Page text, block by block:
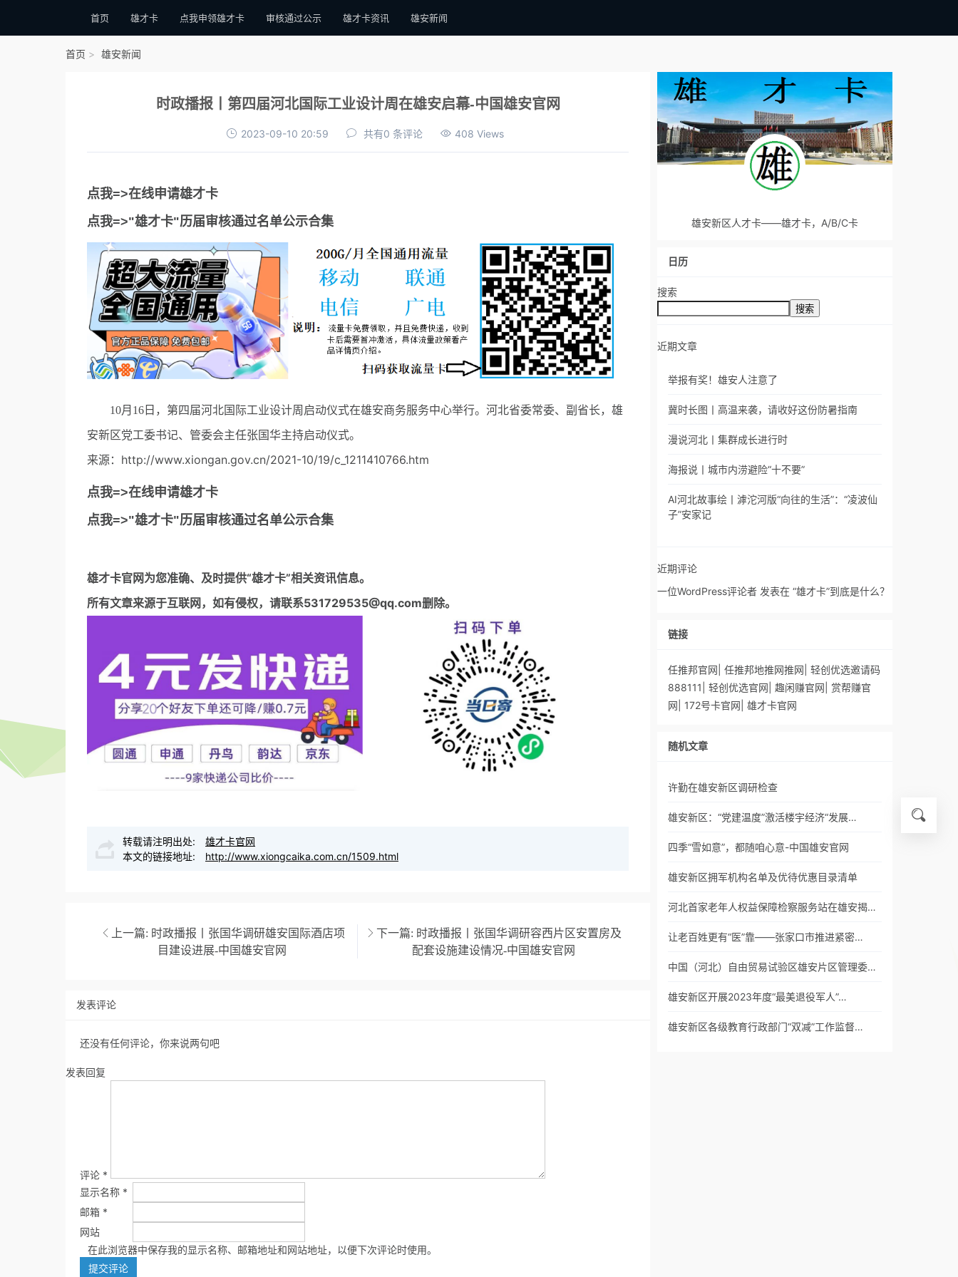
首页 雄才卡 点我申领雄才卡 审核通过公示 雄才卡资讯 雄安新闻
首页 雄安新闻
时政播报丨第四届河北国际工业设计周在雄安启幕-中国雄安官网
2023-09-10 20:59 共有0 条评论 408 Views
点我=>在线申请雄才卡
点我=>"雄才卡"历届审核通过名单公示合集
10月16日，第四届河北国际工业设计周启动仪式在雄安商务服务中心举行。河北省委常委、副省长，雄
安新区党工委书记、管委会主任张国华主持启动仪式。
来源：http://www.xiongan.gov.cn/2021-10/19/c_1211410766.htm
点我=>在线申请雄才卡
点我=>"雄才卡"历届审核通过名单公示合集
雄才卡官网为您准确、及时提供“雄才卡”相关资讯信息。
所有文章来源于互联网，如有侵权，请联系531729535@qq.com删除。
转载请注明出处:
雄才卡官网
本文的链接地址:
http://www.xiongcaika.com.cn/1509.html
上一篇: 时政播报丨张国华调研雄安国际酒店项
目建设进展-中国雄安官网
下一篇: 时政播报丨张国华调研容西片区安置房及
配套设施建设情况-中国雄安官网
发表评论
还没有任何评论，你来说两句吧
发表回复
评论 *
显示名称 *
邮箱 *
网站
在此浏览器中保存我的显示名称、邮箱地址和网站地址，以便下次评论时使用。
雄安新区人才卡——雄才卡，A/B/C卡
日历
搜索
搜索
近期文章
举报有奖！雄安人注意了
冀时长图丨高温来袭，请收好这份防暑指南
漫说河北丨集群成长进行时
海报说丨城市内涝避险“十不要”
AI河北故事绘丨滹沱河版“向往的生活”：“凌波仙
子”安家记
近期评论
一位WordPress评论者 发表在 “雄才卡”到底是什么？
链接
任推邦官网 任推邦地推网推网 轻创优选邀请码
888111
轻创优选官网 趣闲赚官网
赏帮赚官
网
172号卡官网 雄才卡官网
随机文章
许勤在雄安新区调研检查
雄安新区：“党建温度”激活楼宇经济“发展…
四季“雪如意”，都随咱心意-中国雄安官网
雄安新区拥军机构名单及优待优惠目录清单
河北首家老年人权益保障检察服务站在雄安揭…
让老百姓更有“医”靠——张家口市推进紧密…
中国（河北）自由贸易试验区雄安片区管理委…
雄安新区开展2023年度“最美退役军人”…
雄安新区各级教育行政部门“双减”工作监督…